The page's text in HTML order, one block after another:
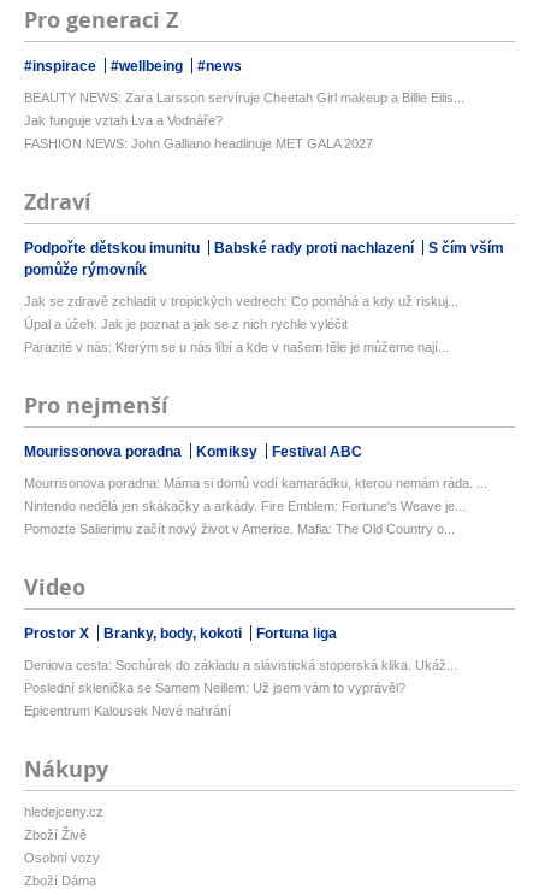
Pro generaci Z
#inspirace #wellbeing #news
BEAUTY NEWS: Zara Larsson servíruje Cheetah Girl makeup a Billie Eilis...
Jak funguje vztah Lva a Vodnáře?
FASHION NEWS: John Galliano headlinuje MET GALA 2027
Zdraví
Podpořte dětskou imunitu Babské rady proti nachlazení
S čím vším
pomůže rýmovník
Jak se zdravě zchladit v tropických vedrech: Co pomáhá a kdy už riskuj...
Úpal a úžeh: Jak je poznat a jak se z nich rychle vyléčit
Parazité v nás: Kterým se u nás líbí a kde v našem těle je můžeme nají...
Pro nejmenší
Mourissonova poradna Komiksy Festival ABC
Mourrisonova poradna: Máma si domů vodí kamarádku, kterou nemám ráda. ...
Nintendo nedělá jen skákačky a arkády. Fire Emblem: Fortune's Weave je...
Pomozte Salierimu začít nový život v Americe. Mafia: The Old Country o...
Video
Prostor X Branky, body, kokoti Fortuna liga
Deniova cesta: Sochůrek do základu a slávistická stoperská klika. Ukáž...
Poslední sklenička se Samem Neillem: Už jsem vám to vyprávěl?
Epicentrum Kalousek Nové nahrání
Nákupy
hledejceny.cz
Zboží Živě
Osobní vozy
Zboží Dáma